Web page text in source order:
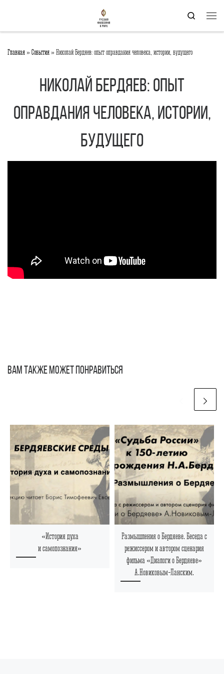
Search
Главная»События»Николай Бердяев: опыт оправдания человека, истории, будущего
Николай Бердяев: опыт
оправдания человека, истории,
будущего
ВАМ ТАКЖЕ МОЖЕТ ПОНРАВИТЬСЯ
«История духа
и самопознания»
Размышления о Бердяеве. Беседа с
режиссером и автором сценария
фильма «Диалоги о Бердяеве»
А.Новиковым-Ланским.